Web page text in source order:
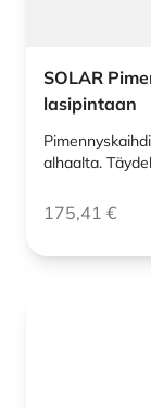
SOLAR
lasipintaan
alhaalta.
175,41 €